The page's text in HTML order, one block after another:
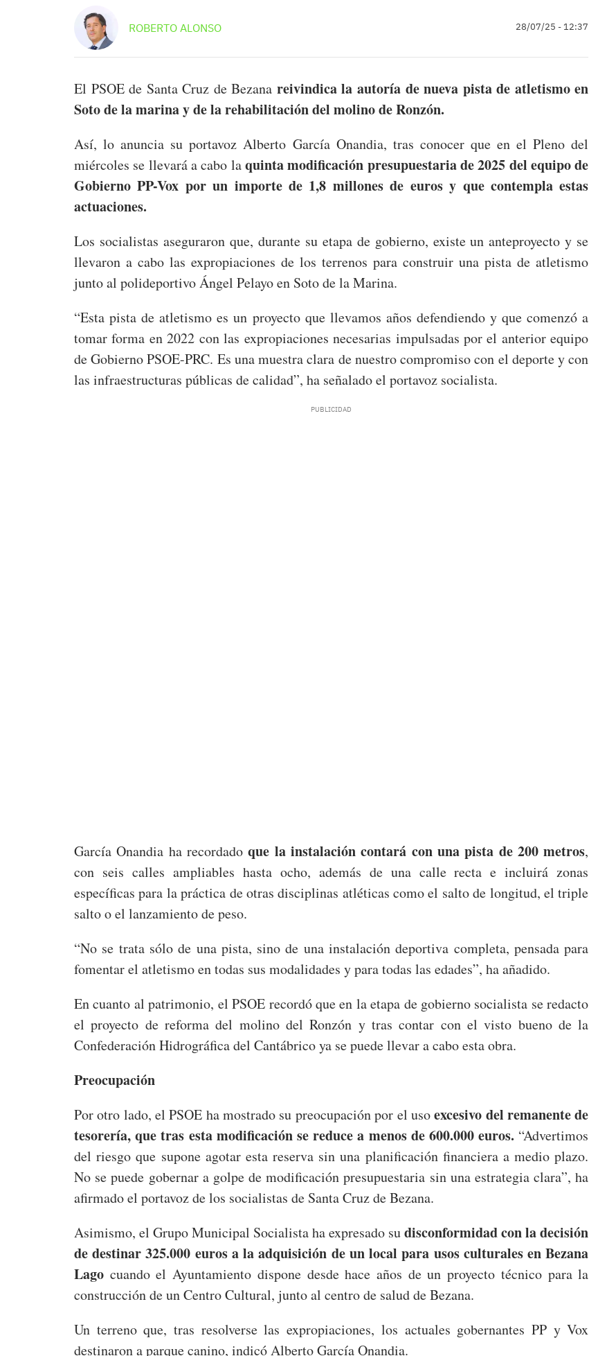
ROBERTO ALONSO 28/07/25 - 12:37
El PSOE de Santa Cruz de Bezana reivindica la autoría de nueva pista de atletismo en
Soto de la marina y de la rehabilitación del molino de Ronzón.
Así, lo anuncia su portavoz Alberto García Onandia, tras conocer que en el Pleno del
miércoles se llevará a cabo laquinta modificación presupuestaria de 2025 del equipo de
Gobierno PP-Vox por un importe de 1,8 millones de euros y que contempla estas
actuaciones.
Los socialistas aseguraron que, durante su etapa de gobierno, existe un anteproyecto y se
llevaron a cabo las expropiaciones de los terrenos para construir una pista de atletismo
junto al polideportivo Ángel Pelayo en Soto de la Marina.
“Esta pista de atletismo es un proyecto que llevamos años defendiendo y que comenzó a
tomar forma en 2022 con las expropiaciones necesarias impulsadas por el anterior equipo
de Gobierno PSOE-PRC. Es una muestra clara de nuestro compromiso con el deporte y con
las infraestructuras públicas de calidad”, ha señalado el portavoz socialista.
García Onandia ha recordado que la instalación contará con una pista de 200 metros,
con seis calles ampliables hasta ocho, además de una calle recta e incluirá zonas
específicas para la práctica de otras disciplinas atléticas como el salto de longitud, el triple
salto o el lanzamiento de peso.
“No se trata sólo de una pista, sino de una instalación deportiva completa, pensada para
fomentar el atletismo en todas sus modalidades y para todas las edades”, ha añadido.
En cuanto al patrimonio, el PSOE recordó que en la etapa de gobierno socialista se redacto
el proyecto de reforma del molino del Ronzón y tras contar con el visto bueno de la
Confederación Hidrográfica del Cantábrico ya se puede llevar a cabo esta obra.
Preocupación
Por otro lado, el PSOE ha mostrado su preocupación por el usoexcesivo del remanente de
tesorería, que tras esta modificación se reduce a menos de 600.000 euros. “Advertimos
del riesgo que supone agotar esta reserva sin una planificación financiera a medio plazo.
No se puede gobernar a golpe de modificación presupuestaria sin una estrategia clara”, ha
afirmado el portavoz de los socialistas de Santa Cruz de Bezana.
Asimismo, el Grupo Municipal Socialista ha expresado sudisconformidad con la decisión
de destinar 325.000 euros a la adquisición de un local para usos culturales en Bezana
Lago cuando el Ayuntamiento dispone desde hace años de un proyecto técnico para la
construcción de un Centro Cultural, junto al centro de salud de Bezana.
Un terreno que, tras resolverse las expropiaciones, los actuales gobernantes PP y Vox
destinaron a parque canino, indicó Alberto García Onandia.